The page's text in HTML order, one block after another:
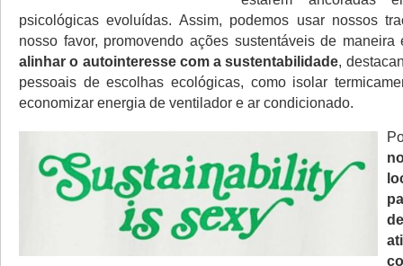
psicológicas evoluídas. Assim, podemos usar nossos
nosso favor, promovendo ações sustentáveis de maneira
alinhar o autointeresse com a sustentabilidade,
pessoais de escolhas ecológicas, como isolar
economizar energia de ventilador e ar condicionado.